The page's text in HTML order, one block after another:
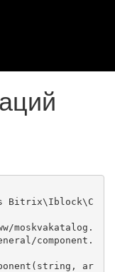
Bitrix\Iblock\C
moskvakatalog.
component.
ar